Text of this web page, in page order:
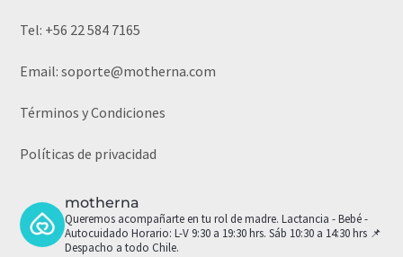
Tel: +56 22 584 7165
Email:soporte@motherna.com
Términos y Condiciones
Políticas de privacidad
motherna
Queremos acompañarte en tu rol de madre. Lactancia - Bebé -
Autocuidado Horario: L-V 9:30 a 19:30 hrs. Sáb 10:30 a 14:30 hrs 📌
Despacho a todo Chile.